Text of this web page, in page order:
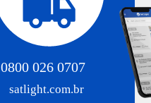
satlight.com.br
0800 026 0707